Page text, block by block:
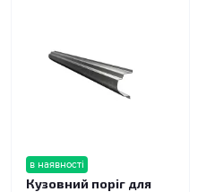
в наявності
Кузовний поріг для